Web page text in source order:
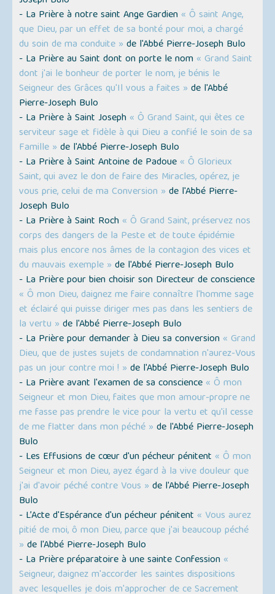
- La Prière à notre saint Ange Gardien « Ô saint Ange,
que Dieu, par un effet de sa bonté pour moi, a chargé
du soin de ma conduite » de l'Abbé Pierre-Joseph Bulo
- La Prière au Saint dont on porte le nom « Grand Saint
dont j'ai le bonheur de porter le nom, je bénis le
Seigneur des Grâces qu'Il vous a faites » de l'Abbé
Pierre-Joseph Bulo
- La Prière à Saint Joseph « Ô Grand Saint, qui êtes ce
serviteur sage et fidèle à qui Dieu a confié le soin de sa
Famille » de l'Abbé Pierre-Joseph Bulo
- La Prière à Saint Antoine de Padoue « Ô Glorieux
Saint, qui avez le don de faire des Miracles, opérez, je
vous prie, celui de ma Conversion » de l'Abbé Pierre-
Joseph Bulo
- La Prière à Saint Roch « Ô Grand Saint, préservez nos
corps des dangers de la Peste et de toute épidémie
mais plus encore nos âmes de la contagion des vices et
du mauvais exemple » de l'Abbé Pierre-Joseph Bulo
- La Prière pour bien choisir son Directeur de conscience
« Ô mon Dieu, daignez me faire connaître l'homme sage
et éclairé qui puisse diriger mes pas dans les sentiers de
la vertu » de l'Abbé Pierre-Joseph Bulo
- La Prière pour demander à Dieu sa conversion « Grand
Dieu, que de justes sujets de condamnation n'aurez-Vous
pas un jour contre moi ! » de l'Abbé Pierre-Joseph Bulo
- La Prière avant l'examen de sa conscience « Ô mon
Seigneur et mon Dieu, faites que mon amour-propre ne
me fasse pas prendre le vice pour la vertu et qu'il cesse
de me flatter dans mon péché » de l'Abbé Pierre-Joseph
Bulo
- Les Effusions de cœur d'un pécheur pénitent « Ô mon
Seigneur et mon Dieu, ayez égard à la vive douleur que
j'ai d'avoir péché contre Vous » de l'Abbé Pierre-Joseph
Bulo
- L’Acte d'Espérance d'un pécheur pénitent « Vous aurez
pitié de moi, ô mon Dieu, parce que j'ai beaucoup péché
» de l'Abbé Pierre-Joseph Bulo
- La Prière préparatoire à une sainte Confession «
Seigneur, daignez m'accorder les saintes dispositions
avec lesquelles je dois m'approcher de ce Sacrement